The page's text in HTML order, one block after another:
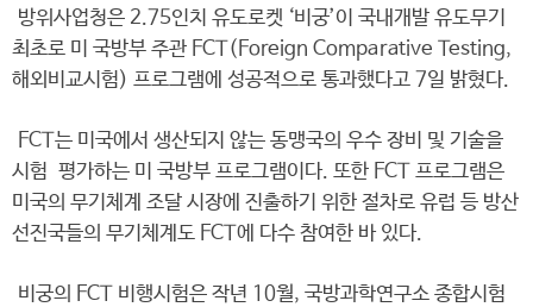
방위사업청은 2.75인치 유도로켓 ‘비궁’이 국내개발 유도무기
최초로 미 국방부 주관 FCT(Foreign Comparative Testing,
해외비교시험) 프로그램에 성공적으로 통과했다고 7일 밝혔다.
FCT는 미국에서 생산되지 않는 동맹국의 우수 장비 및 기술을
시험 평가하는 미 국방부 프로그램이다. 또한 FCT 프로그램은
미국의 무기체계 조달 시장에 진출하기 위한 절차로 유럽 등 방산
선진국들의 무기체계도 FCT에 다수 참여한 바 있다.
비궁의 FCT 비행시험은 작년 10월, 국방과학연구소 종합시험